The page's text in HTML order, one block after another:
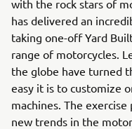
with the rock stars of
has delivered an
taking one-off Yard
range of motorcycles.
the globe have turned
easy it is to customize
machines. The
new trends in the